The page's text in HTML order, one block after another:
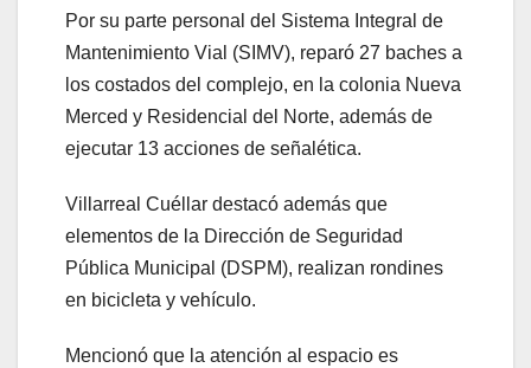
Por su parte personal del Sistema Integral de
Mantenimiento Vial (SIMV), reparó 27 baches a
los costados del complejo, en la colonia Nueva
Merced y Residencial del Norte, además de
ejecutar 13 acciones de señalética.
Villarreal Cuéllar destacó además que
elementos de la Dirección de Seguridad
Pública Municipal (DSPM), realizan rondines
en bicicleta y vehículo.
Mencionó que la atención al espacio es